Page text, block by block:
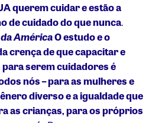
querem cuidar e estão a
de cuidado do que nunca.
AméricaO estudo e o
crença de que capacitar e
serem cuidadores é
nós – para as mulheres e
diverso e a igualdade que
as crianças, para os próprios